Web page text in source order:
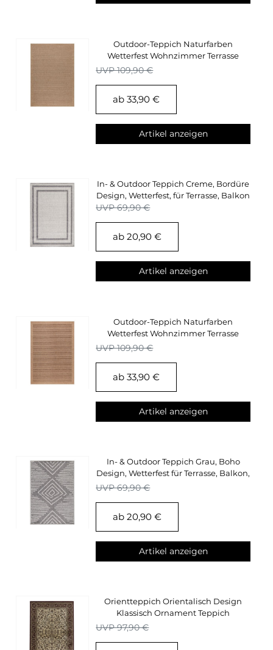
Outdoor-Teppich Naturfarben
Wetterfest Wohnzimmer Terrasse
Balkon Küchenteppich
UVP 109,90 €
ab 33,90 €
Artikel anzeigen
In- & Outdoor Teppich Creme, Bordüre
Design, Wetterfest, für Terrasse, Balkon
UVP 69,90 €
ab 20,90 €
Artikel anzeigen
Outdoor-Teppich Naturfarben
Wetterfest Wohnzimmer Terrasse
Balkon Küchenteppich
UVP 109,90 €
ab 33,90 €
Artikel anzeigen
In- & Outdoor Teppich Grau, Boho
Design, Wetterfest für Terrasse, Balkon,
UVP 69,90 €
ab 20,90 €
Artikel anzeigen
Orientteppich Orientalisch Design
Klassisch Ornament Teppich
Wohnzimmer Creme
UVP 97,90 €